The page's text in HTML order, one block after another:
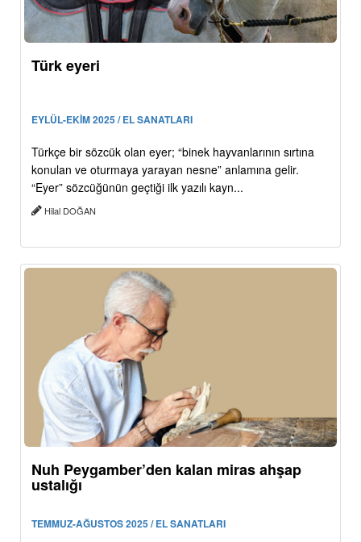
Türk eyeri
EYLÜL-EKİM 2025 / EL SANATLARI
Türkçe bir sözcük olan eyer; “binek hayvanlarının sırtına
konulan ve oturmaya yarayan nesne” anlamına gelir.
“Eyer” sözcüğünün geçtiği ilk yazılı kayn...
Hilal DOĞAN
Nuh Peygamber’den kalan miras ahşap
ustalığı
TEMMUZ-AĞUSTOS 2025 / EL SANATLARI